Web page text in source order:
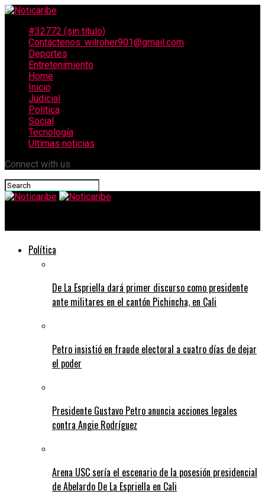
#32772 (sin título)
Contáctenos: wilroher901@gmail.com
Deportes
Entretenimiento
Home
Inicio
Judicial
Política
Social
Tecnología
Ultimas noticias
Connect with us
Política
De La Espriella dará primer discurso como presidente
ante militares en el cantón Pichincha, en Cali
Petro insistió en fraude electoral a cuatro días de dejar
el poder
Presidente Gustavo Petro anuncia acciones legales
contra Angie Rodríguez
Arena USC sería el escenario de la posesión presidencial
de Abelardo De La Espriella en Cali